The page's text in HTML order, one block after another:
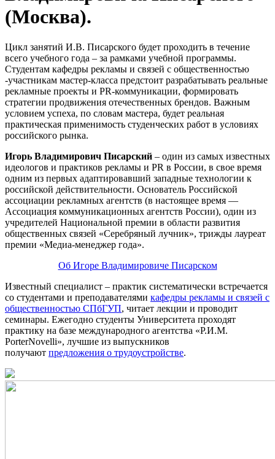
(Москва).
Цикл занятий И.В. Писарского будет проходить в течение
всего учебного года – за рамками учебной программы.
Студентам кафедры рекламы и связей с общественностью
-участникам мастер-класса предстоит разрабатывать реальные
рекламные проекты и PR-коммуникации, формировать
стратегии продвижения отечественных брендов. Важным
условием успеха, по словам мастера, будет реальная
практическая применимость студенческих работ в условиях
российского рынка.
Игорь Владимирович Писарский – один из самых известных
идеологов и практиков рекламы и PR в России, в свое время
одним из первых адаптировавший западные технологии к
российской действительности. Основатель Российской
ассоциации рекламных агентств (в настоящее время ―
Ассоциация коммуникационных агентств России), один из
учредителей Национальной премии в области развития
общественных связей «Серебряный лучник», трижды лауреат
премии «Медиа-менеджер года».
Об Игоре Владимировиче Писарском
Известный специалист – практик систематически встречается
со студентами и преподавателями кафедры рекламы и связей с
общественностью СПбГУП, читает лекции и проводит
семинары. Ежегодно студенты Университета проходят
практику на базе международного агентства «Р.И.М.
PorterNovelli», лучшие из выпускников
получают предложения о трудоустройстве.